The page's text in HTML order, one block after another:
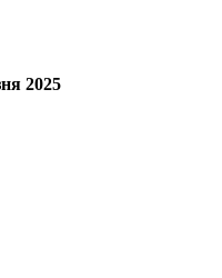
2025